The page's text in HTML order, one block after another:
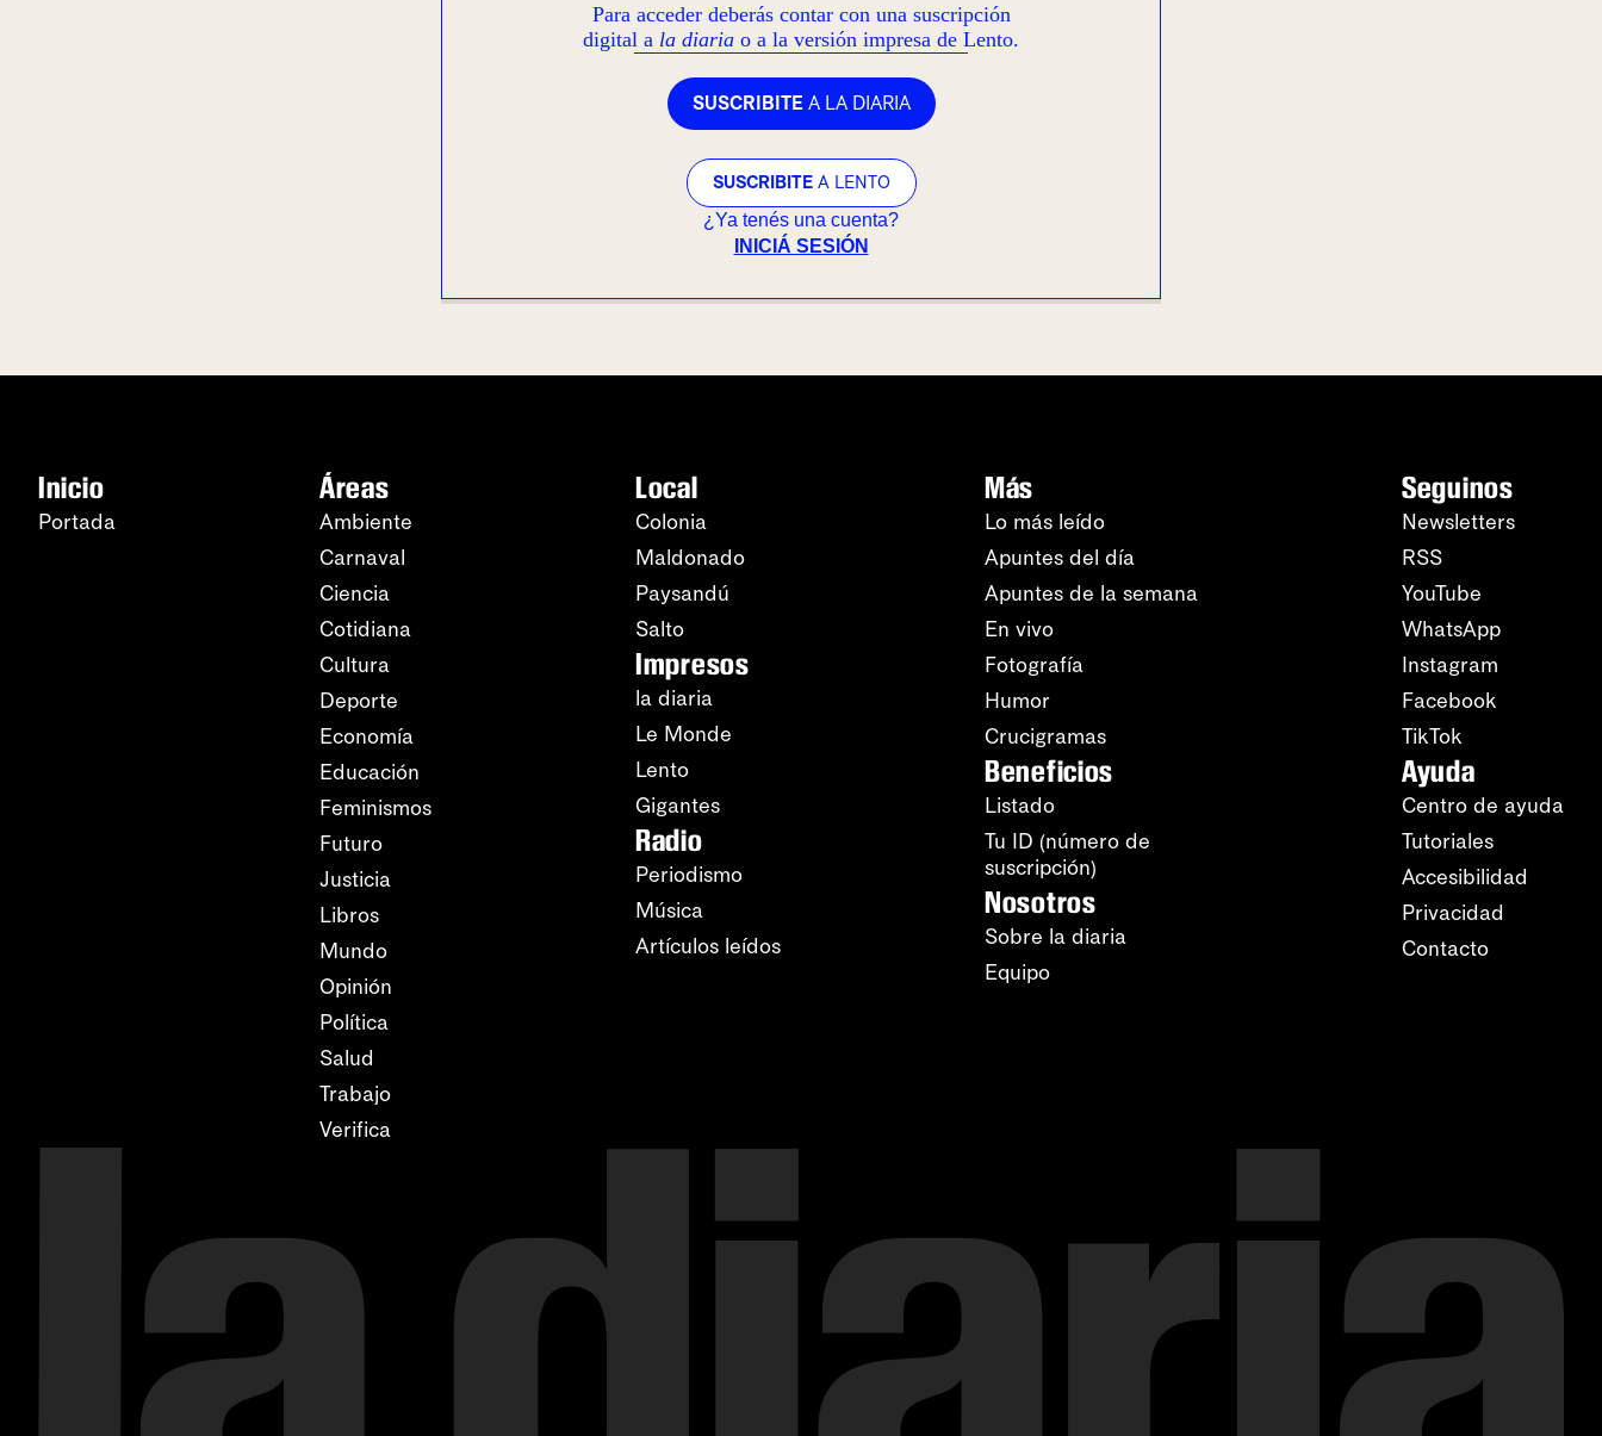
Para acceder deberás contar con una suscripción
digital a la diaria o a la versión impresa de Lento.
SUSCRIBITEA LA DIARIA
SUSCRIBITEA LENTO
¿Ya tenés una cuenta?
INICIÁ SESIÓN
Inicio
Portada
Áreas
Ambiente
Carnaval
Ciencia
Cotidiana
Cultura
Deporte
Economía
Educación
Feminismos
Futuro
Justicia
Libros
Mundo
Opinión
Política
Salud
Trabajo
Verifica
Local
Colonia
Maldonado
Paysandú
Salto
Impresos
la diaria
Le Monde
Lento
Gigantes
Radio
Periodismo
Música
Artículos leídos
Más
Lo más leído
Apuntes del día
Apuntes de la semana
En vivo
Fotografía
Humor
Crucigramas
Beneficios
Listado
Tu ID (número de
suscripción)
Nosotros
Sobre la diaria
Equipo
Seguinos
Newsletters
RSS
YouTube
WhatsApp
Instagram
Facebook
TikTok
Ayuda
Centro de ayuda
Tutoriales
Accesibilidad
Privacidad
Contacto